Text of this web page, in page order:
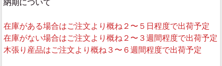
納期について
在庫がある場合はご注文より概ね２〜５日程度で出荷予定
在庫がない場合はご注文より概ね２〜３週間程度で出荷予定
木張り産品はご注文より概ね３〜６週間程度で出荷予定